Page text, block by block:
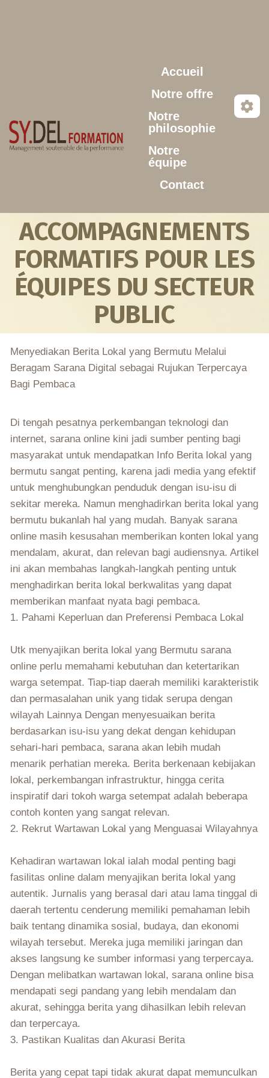
Accueil
Notre offre
Notre
philosophie
Notre
équipe
Contact
ACCOMPAGNEMENTS
FORMATIFS POUR LES
ÉQUIPES DU SECTEUR
PUBLIC
Menyediakan Berita Lokal yang Bermutu Melalui
Beragam Sarana Digital sebagai Rujukan Terpercaya
Bagi Pembaca
Di tengah pesatnya perkembangan teknologi dan
internet, sarana online kini jadi sumber penting bagi
masyarakat untuk mendapatkan Info Berita lokal yang
bermutu sangat penting, karena jadi media yang efektif
untuk menghubungkan penduduk dengan isu-isu di
sekitar mereka. Namun menghadirkan berita lokal yang
bermutu bukanlah hal yang mudah. Banyak sarana
online masih kesusahan memberikan konten lokal yang
mendalam, akurat, dan relevan bagi audiensnya. Artikel
ini akan membahas langkah-langkah penting untuk
menghadirkan berita lokal berkwalitas yang dapat
memberikan manfaat nyata bagi pembaca.
1. Pahami Keperluan dan Preferensi Pembaca Lokal
Utk menyajikan berita lokal yang Bermutu sarana
online perlu memahami kebutuhan dan ketertarikan
warga setempat. Tiap-tiap daerah memiliki karakteristik
dan permasalahan unik yang tidak serupa dengan
wilayah Lainnya Dengan menyesuaikan berita
berdasarkan isu-isu yang dekat dengan kehidupan
sehari-hari pembaca, sarana akan lebih mudah
menarik perhatian mereka. Berita berkenaan kebijakan
lokal, perkembangan infrastruktur, hingga cerita
inspiratif dari tokoh warga setempat adalah beberapa
contoh konten yang sangat relevan.
2. Rekrut Wartawan Lokal yang Menguasai Wilayahnya
Kehadiran wartawan lokal ialah modal penting bagi
fasilitas online dalam menyajikan berita lokal yang
autentik. Jurnalis yang berasal dari atau lama tinggal di
daerah tertentu cenderung memiliki pemahaman lebih
baik tentang dinamika sosial, budaya, dan ekonomi
wilayah tersebut. Mereka juga memiliki jaringan dan
akses langsung ke sumber informasi yang terpercaya.
Dengan melibatkan wartawan lokal, sarana online bisa
mendapati segi pandang yang lebih mendalam dan
akurat, sehingga berita yang dihasilkan lebih relevan
dan terpercaya.
3. Pastikan Kualitas dan Akurasi Berita
Berita yang cepat tapi tidak akurat dapat memunculkan